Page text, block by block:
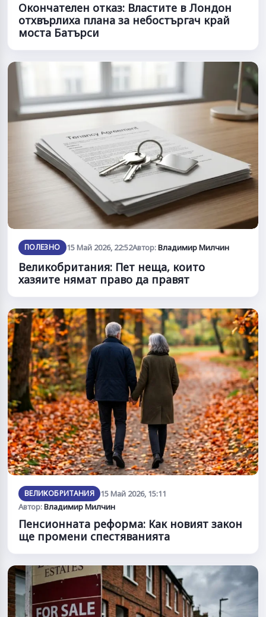
Окончателен отказ: Властите в Лондон
отхвърлиха плана за небостъргач край
моста Батърси
ПОЛЕЗНО 15 Май 2026, 22:52Автор:Владимир Милчин
Великобритания: Пет неща, които
хазяите нямат право да правят
ВЕЛИКОБРИТАНИЯ
15 Май 2026, 15:11
Автор:Владимир Милчин
Пенсионната реформа: Как новият закон
ще промени спестяванията